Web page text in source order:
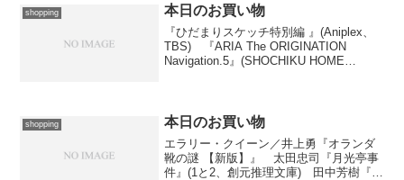
shopping 本日のお買い物
『ひだまりスケッチ特別編 』(Aniplex、
TBS) 『ARIA The ORIGINATION
Navigation.5』(SHOCHIKU HOME
shopping 本日のお買い物
エラリー・クイーン／井上勇『オランダ
靴の謎 【新版】』 太田忠司『月光亭事
件』(1と2、創元推理文庫) 田中芳樹『銀